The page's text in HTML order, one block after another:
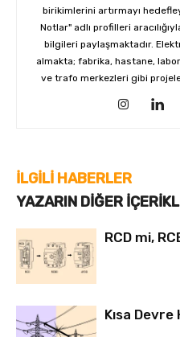
birikimlerini artırmayı
Notlar" adlı profilleri
bilgileri paylaşmaktadır.
almakta; fabrika, hastane,
ve trafo merkezleri gibi
İLGILI HABERLER
YAZARIN DIĞER
RCD mi,
Kısa Devre